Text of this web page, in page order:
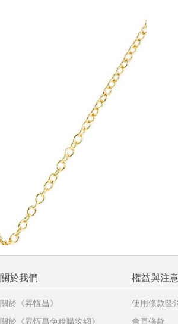
不同機場的下單時間皆不相
關於我們
關於《昇恆昌》
關於《昇恆昌免稅購物網》
權益與注
使用條款暨
會員條款